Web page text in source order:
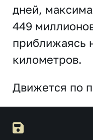
дней,
449
приближаясь
километров.
Движется по